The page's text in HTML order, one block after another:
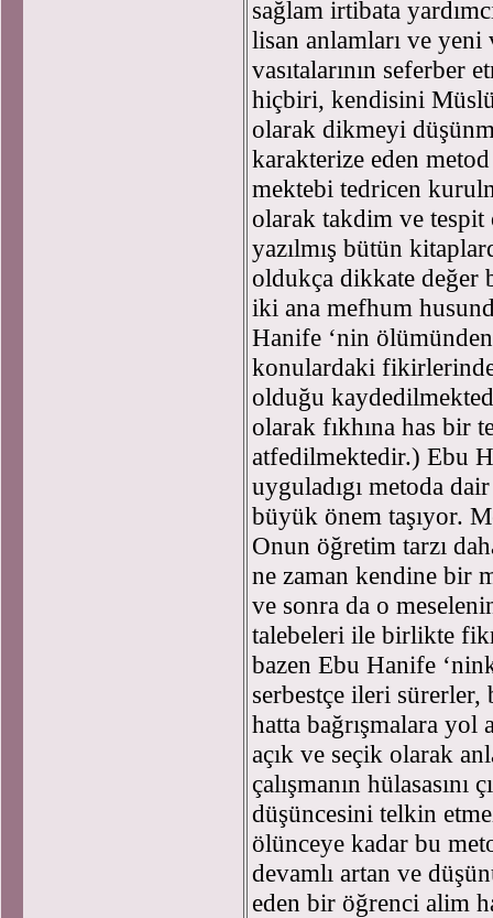
sağlam irtibata
lisan anlamları ve
vasıtalarının seferber
hiçbiri, kendisini
olarak dikmeyi
karakterize eden
mektebi tedricen
olarak takdim ve tespit
yazılmış bütün
oldukça dikkate değer
iki ana mefhum
Hanife ‘nin
konulardaki
olduğu
olarak fıkhına has bir
atfedilmektedir.) Ebu
uyguladıgı metoda
büyük önem taşıyor.
Onun öğretim tarzı
ne zaman kendine bir
ve sonra da o
talebeleri ile birlikte
bazen Ebu Hanife
serbestçe ileri sürerler,
hatta bağrışmalara yol
açık ve seçik olarak
çalışmanın
düşüncesini telkin
ölünceye kadar bu
devamlı artan ve
eden bir öğrenci alim